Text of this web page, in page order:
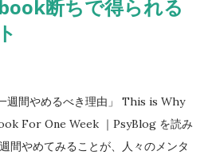
内閣府のサイト を見てみた。
断ちで得られる
週間やめるべき理由」 This is Why
For One Week ｜PsyBlog を読み
間やめてみることが、人々のメンタ